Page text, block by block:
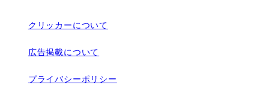
クリッカーについて
広告掲載について
プライバシーポリシー